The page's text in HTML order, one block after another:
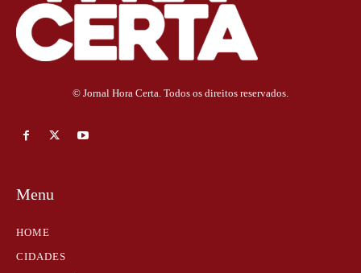
© Jornal Hora Certa. Todos os direitos reservados.
Menu
HOME
CIDADES